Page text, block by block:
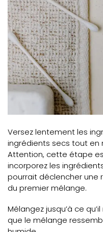
Versez lentement les
ingrédients secs tout
Attention, cette étape
incorporez les
pourrait déclencher
du premier mélange.
Mélangez jusqu’à ce
que le mélange